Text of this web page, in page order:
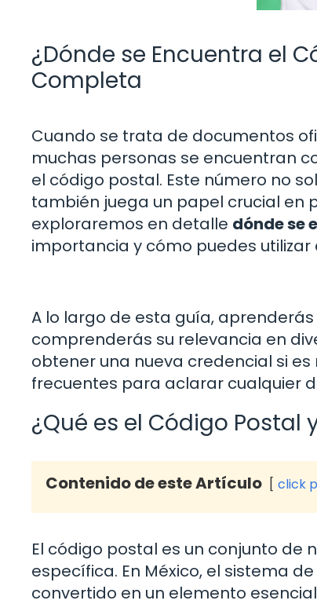
¿Dónde se Encuentra el
Completa
Cuando se trata de documentos
muchas personas se encuentran
el código postal. Este número no
también juega un papel crucial en
exploraremos en detalle dónde se
importancia y cómo puedes
A lo largo de esta guía,
comprenderás su relevancia en
obtener una nueva credencial si
frecuentes para aclarar cualquier
¿Qué es el Código
Contenido de este Artículo click
El código postal es un conjunto de
específica. En México, el sistema
convertido en un elemento